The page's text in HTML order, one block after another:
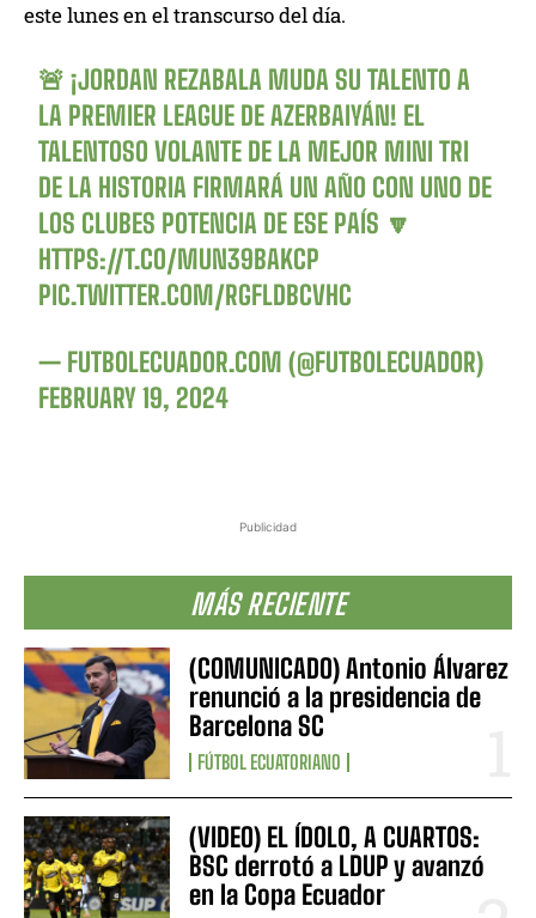
Publicidad
MÁS RECIENTE
(COMUNICADO) Antonio Álvarez
renunció a la presidencia de
Barcelona SC
FÚTBOL ECUATORIANO
(VIDEO) EL ÍDOLO, A CUARTOS:
BSC derrotó a LDUP y avanzó
en la Copa Ecuador
este lunes en el transcurso del día.
🚨 ¡JORDAN REZABALA MUDA SU TALENTO A
LA PREMIER LEAGUE DE AZERBAIYÁN! EL
TALENTOSO VOLANTE DE LA MEJOR MINI TRI
DE LA HISTORIA FIRMARÁ UN AÑO CON UNO DE
LOS CLUBES POTENCIA DE ESE PAÍS 🔽
HTTPS://T.CO/MUN39BAKCP
PIC.TWITTER.COM/RGFLDBCVHC
— FUTBOLECUADOR.COM (@FUTBOLECUADOR)
FEBRUARY 19, 2024